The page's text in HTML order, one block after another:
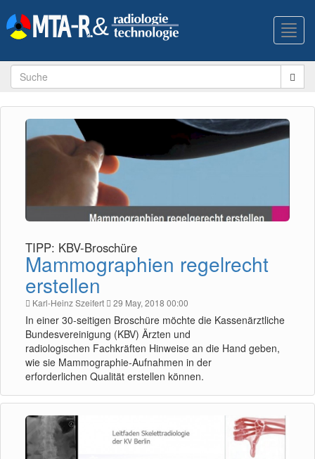
TIPP: KBV-Broschüre
Mammographien regelrecht
erstellen
Karl-Heinz Szeifert 29 May, 2018 00:00
In einer 30-seitigen Broschüre möchte die Kassenärztliche
Bundesvereinigung (KBV) Ärzten und
radiologischen Fachkräften Hinweise an die Hand geben,
wie sie Mammographie-Aufnahmen in der
erforderlichen Qualität erstellen können.